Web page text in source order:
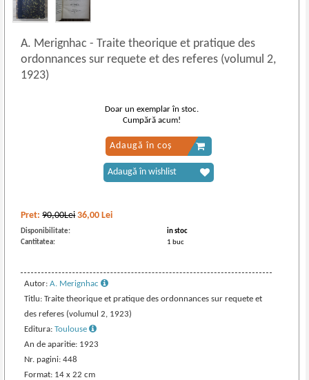
A. Merignhac- Traite theorique et pratique des
ordonnances sur requete et des referes (volumul 2,
1923)
Pret:90,00Lei 36,00 Lei
Disponibilitate:
in stoc
Cantitatea:
1 buc
Autor:A. Merignhac
Titlu: Traite theorique et pratique des ordonnances sur requete et
des referes (volumul 2, 1923)
Editura:Toulouse
An de aparitie: 1923
Nr. pagini: 448
Format: 14 x 22 cm
Doar un exemplar în stoc.
Cumpără acum!
Adaugă în coș
Adaugă în wishlist